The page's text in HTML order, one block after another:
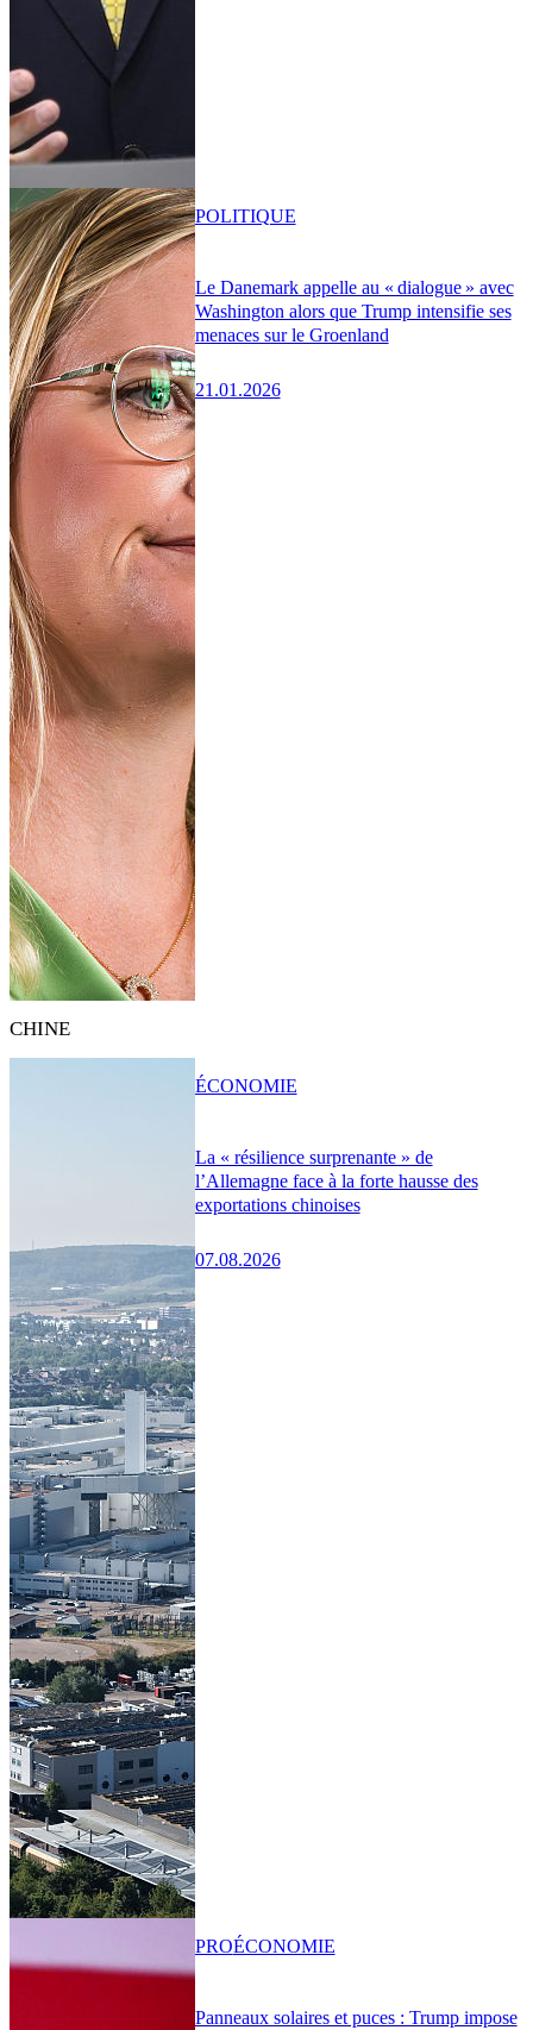
Le Danemark appelle au « dialogue » avec
Washington alors que Trump intensifie ses
menaces sur le Groenland
21.01.2026
POLITIQUE
CHINE
La « résilience surprenante » de
l’Allemagne face à la forte hausse des
exportations chinoises
07.08.2026
ÉCONOMIE
Panneaux solaires et puces : Trump impose
PROÉCONOMIE